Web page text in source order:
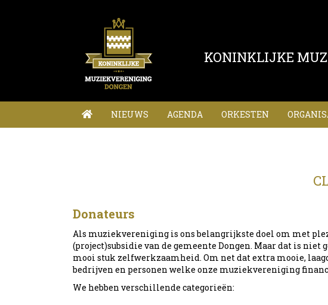
KONINKLIJKE
NIEUWS AGENDA ORKESTEN
Donateurs
Als muziekvereniging is ons belangrijkste doel om met
(project)subsidie van de gemeente Dongen. Maar dat is
mooi stuk zelfwerkzaamheid. Om net dat extra mooie,
bedrijven en personen welke onze muziekvereniging
We hebben verschillende categorieën: